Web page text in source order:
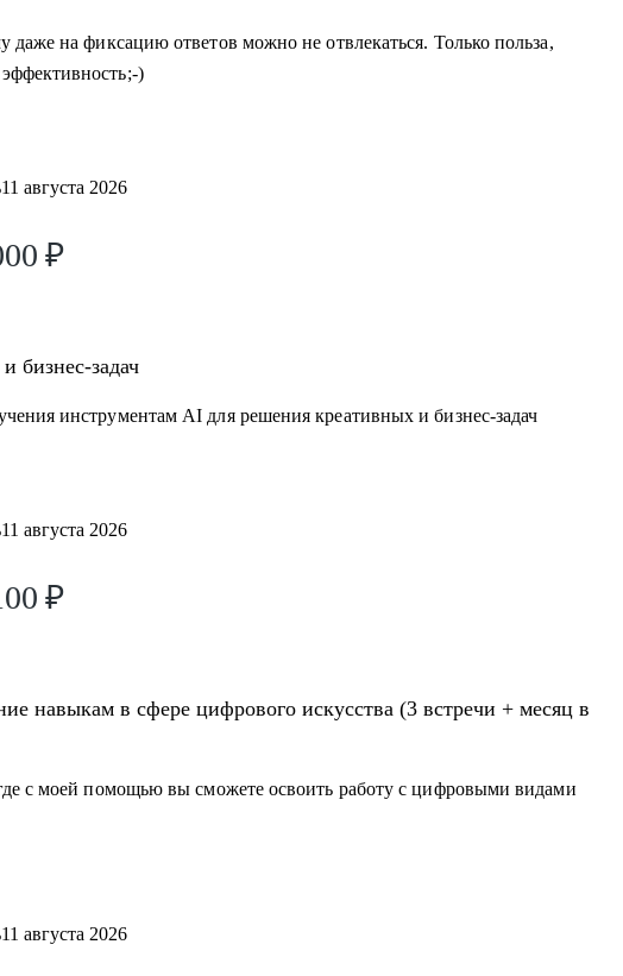
даже на фиксацию ответов можно не отвлекаться. Только польза,
)
11 августа 2026
₽
бизнес-задач
инструментам AI для решения креативных и бизнес-задач
11 августа 2026
₽
навыкам в сфере цифрового искусства (3 встречи + месяц в
с моей помощью вы сможете освоить работу с цифровыми видами
11 августа 2026